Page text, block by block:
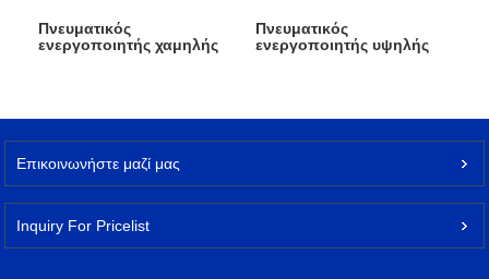
Πνευματικός
ενεργοποιητής χαμηλής
Πνευματικός
ενεργοποιητής υψηλής
Επικοινωνήστε μαζί μας
Inquiry For Pricelist